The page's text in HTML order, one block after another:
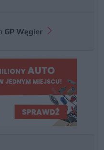
GP Węgier